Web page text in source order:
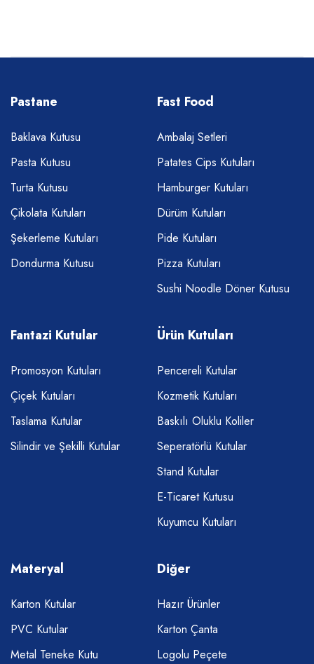
Pastane
Baklava Kutusu
Pasta Kutusu
Turta Kutusu
Çikolata Kutuları
Şekerleme Kutuları
Dondurma Kutusu
Fast Food
Ambalaj Setleri
Patates Cips Kutuları
Hamburger Kutuları
Dürüm Kutuları
Pide Kutuları
Pizza Kutuları
Sushi Noodle Döner Kutusu
Fantazi Kutular
Promosyon Kutuları
Çiçek Kutuları
Taslama Kutular
Silindir ve Şekilli Kutular
Ürün Kutuları
Pencereli Kutular
Kozmetik Kutuları
Baskılı Oluklu Koliler
Seperatörlü Kutular
Stand Kutular
E-Ticaret Kutusu
Kuyumcu Kutuları
Materyal
Karton Kutular
PVC Kutular
Metal Teneke Kutu
Diğer
Hazır Ürünler
Karton Çanta
Logolu Peçete